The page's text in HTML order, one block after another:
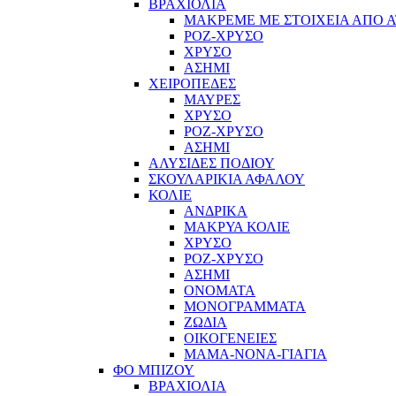
ΒΡΑΧΙΟΛΙΑ
ΜΑΚΡΕΜΕ ΜΕ ΣΤΟΙΧΕΙΑ ΑΠΟ
ΡΟΖ-ΧΡΥΣΟ
ΧΡΥΣΟ
ΑΣΗΜΙ
ΧΕΙΡΟΠΕΔΕΣ
ΜΑΥΡΕΣ
ΧΡΥΣΟ
ΡΟΖ-ΧΡΥΣΟ
ΑΣΗΜΙ
ΑΛΥΣΙΔΕΣ ΠΟΔΙΟΥ
ΣΚΟΥΛΑΡΙΚΙΑ ΑΦΑΛΟΥ
ΚΟΛΙΕ
ΑΝΔΡΙΚΑ
ΜΑΚΡΥΑ ΚΟΛΙΕ
ΧΡΥΣΟ
ΡΟΖ-ΧΡΥΣΟ
ΑΣΗΜΙ
ΟΝΟΜΑΤΑ
ΜΟΝΟΓΡΑΜΜΑΤΑ
ΖΩΔΙΑ
ΟΙΚΟΓΕΝΕΙΕΣ
ΜΑΜΑ-ΝΟΝΑ-ΓΙΑΓΙΑ
ΦΟ ΜΠΙΖΟΥ
ΒΡΑΧΙΟΛΙΑ